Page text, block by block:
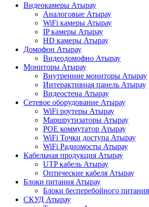
Видеокамеры Атырау
Аналоговые Атырау
WiFi камеры Атырау
IP камеры Атырау
HD камеры Атырау
Домофон Атырау
Видеодомофно Атырау
Мониторы Атырау
Внутренние мониторы Атырау
Интерактивная панель Атырау
Видеостена Атырау
Сетевое оборудование Атырау
WiFi роутеры Атырау
Маршрутизаторы Атырау
POE коммутатор Атырау
WiFi Точки доступа Атырау
WiFi Радиомосты Атырау
Кабельная продукция Атырау
UTP кабель Атырау
Оптические кабеля Атырау
Блоки питания Атырау
Блоки бесперебойного
СКУД Атырау